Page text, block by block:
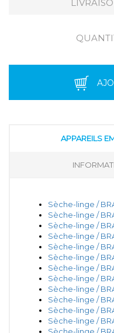
APPAREILS
Sèche-linge /
Sèche-linge /
Sèche-linge /
Sèche-linge /
Sèche-linge /
Sèche-linge /
Sèche-linge /
Sèche-linge /
Sèche-linge /
Sèche-linge /
Sèche-linge /
Sèche-linge /